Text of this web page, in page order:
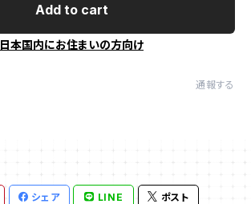
Add to cart
日本国内にお住まいの方向け
通報する
シェア LINE ポスト